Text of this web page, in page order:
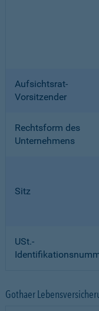
Aufsichtsrat-
Vorsitzender
Rechtsform des
Unternehmens
Sitz
USt.-
Gothaer